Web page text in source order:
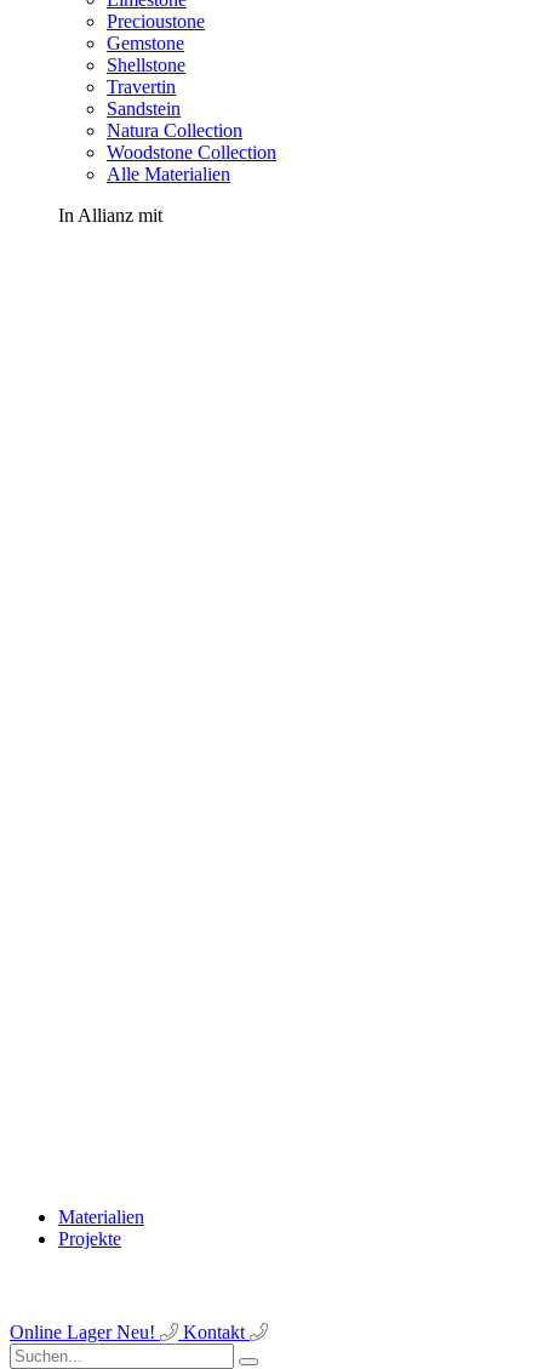
Precioustone
Gemstone
Shellstone
Travertin
Sandstein
Natura Collection
Woodstone Collection
Alle Materialien
In Allianz mit
Materialien
Projekte
Online LagerNeu! Kontakt